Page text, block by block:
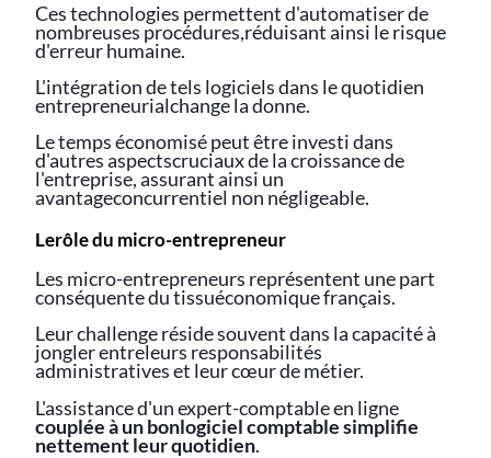
Ces technologies permettent d'automatiser de
nombreuses procédures,réduisant ainsi le risque
d'erreur humaine.
L'intégration de tels logiciels dans le quotidien
entrepreneurialchange la donne.
Le temps économisé peut être investi dans
d'autres aspectscruciaux de la croissance de
l'entreprise, assurant ainsi un
avantageconcurrentiel non négligeable.
Lerôle du micro-entrepreneur
Les micro-entrepreneurs représentent une part
conséquente du tissuéconomique français.
Leur challenge réside souvent dans la capacité à
jongler entreleurs responsabilités
administratives et leur cœur de métier.
L'assistance d'un expert-comptable en ligne
couplée à un bonlogiciel comptable simplifie
nettement leur quotidien.